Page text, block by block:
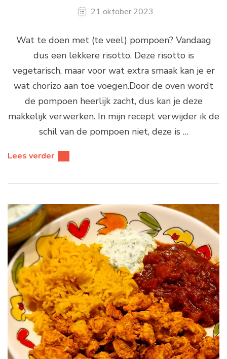
21 oktober 2023
Wat te doen met (te veel) pompoen? Vandaag
dus een lekkere risotto. Deze risotto is
vegetarisch, maar voor wat extra smaak kan je er
wat chorizo aan toe voegen.Door de oven wordt
de pompoen heerlijk zacht, dus kan je deze
makkelijk verwerken. In mijn recept verwijder ik de
schil van de pompoen niet, deze is …
Lees verder